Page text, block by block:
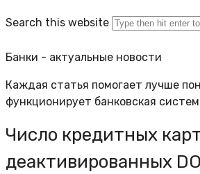
Search this website
Банки - актуальные новости
Каждая статья помогает лучше
функционирует банковская
Число кредитных
деактивированных